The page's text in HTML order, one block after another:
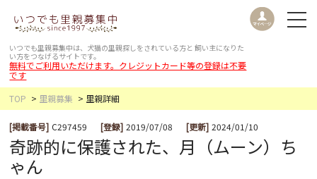
いつでも里親募集中は、犬猫の里親探しをされている方と 飼い主になりた
い方をつなげるサイトです。
無料でご利用いただけます。クレジットカード等の登録は不要
です
TOP
里親募集 里親詳細
[掲載番号] C297459 [登録] 2019/07/08 [更新] 2024/01/10
奇跡的に保護された、月（ムーン）ち
ゃん